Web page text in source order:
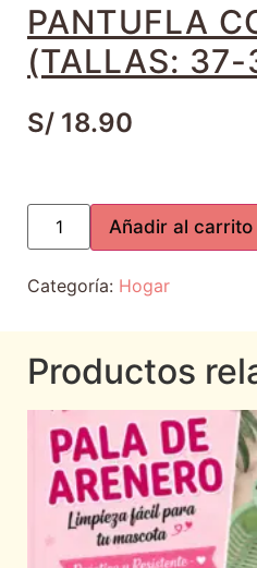
PANTUFLA
(TALLAS:
S/ 18.90
Añadir al carrito
Categoría: Hogar
Productos